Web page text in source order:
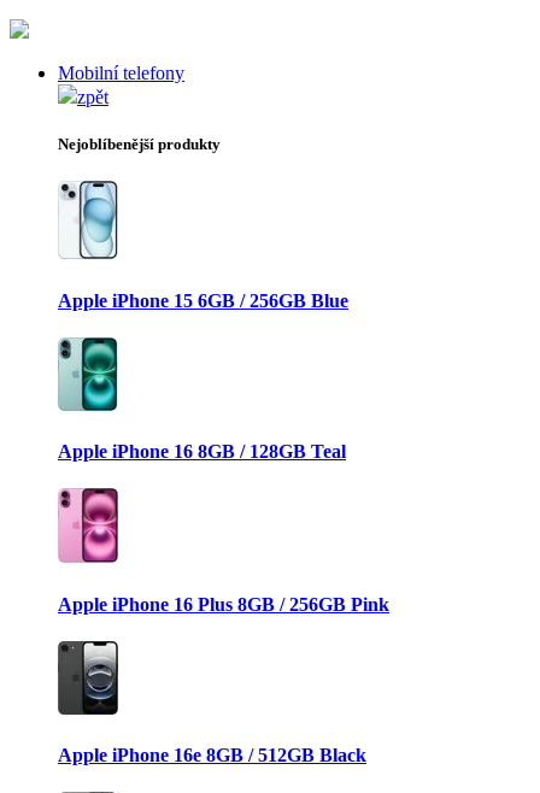
Mobilní telefony
zpět
Nejoblíbenější produkty
Apple iPhone 15 6GB / 256GB Blue
Apple iPhone 16 8GB / 128GB Teal
Apple iPhone 16 Plus 8GB / 256GB Pink
Apple iPhone 16e 8GB / 512GB Black